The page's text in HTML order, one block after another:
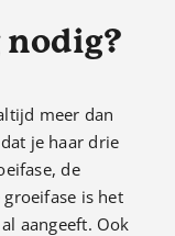
meer dan
je haar drie
de
groeifase is het
aangeeft. Ook